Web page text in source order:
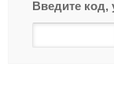
Введите